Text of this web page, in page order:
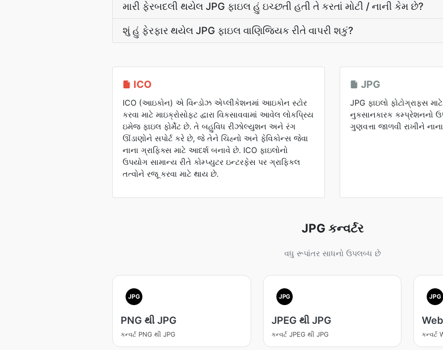
મારી ફેરબદલી થયેલ JPG ફાઇલ હું ઇચ્છતી હતી તે કરતાં મોટી / નાની કેમ છે?
શું હું ફેરફાર થયેલ JPG ફાઇલ વાણિજ્યિક રીતે વાપરી શકું?
ICO
ICO (આઇકોન) એ વિન્ડોઝ એપ્લીકેશનમાં આઇકોન સ્ટોર
કરવા માટે માઇક્રોસોફ્ટ દ્વારા વિકસાવવામાં આવેલ લોકપ્રિય
ઇમેજ ફાઇલ ફોર્મેટ છે. તે બહુવિધ રીઝોલ્યુશન અને રંગ
ઊંડાણોને સપોર્ટ કરે છે, જે તેને ચિહ્નો અને ફેવિકોન્સ જેવા
નાના ગ્રાફિક્સ માટે આદર્શ બનાવે છે. ICO ફાઇલોનો
ઉપયોગ સામાન્ય રીતે કોમ્પ્યુટર ઇન્ટરફેસ પર ગ્રાફિકલ
તત્વોને રજૂ કરવા માટે થાય છે.
JPG
JPG ફાઇલો ફોટોગ્રાફ્સ
નુકસાનકારક કમ્પ્રેશનનો
ગુણવત્તા જાળવી રાખીને
JPG કન્વર્ટર
વધુ રૂપાંતર સાધનો ઉપલબ્ધ છે
JPG
PNG થી JPG
કન્વર્ટ PNG થી JPG
JPG
JPEG થી JPG
કન્વર્ટ JPEG થી JPG
JPG
કન્વર્ટ